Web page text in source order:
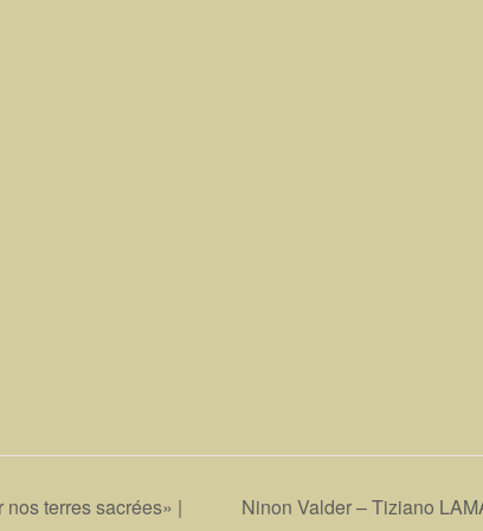
terres sacrées» |
Ninon Valder – Tiziano